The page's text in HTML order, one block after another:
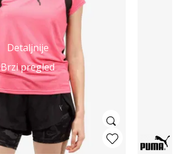
Detaljnije
Brzi pregled